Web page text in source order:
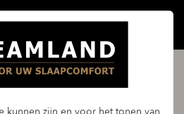
kunnen zijn en voor het tonen van
matras